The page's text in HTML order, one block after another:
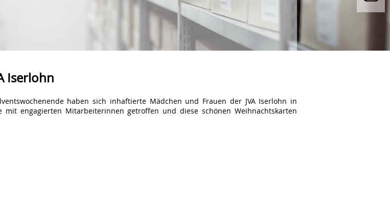
Iserlohn
haben sich inhaftierte Mädchen und Frauen der JVA Iserlohn in
mit engagierten Mitarbeiterinnen getroffen und diese schönen Weihnachtskarten